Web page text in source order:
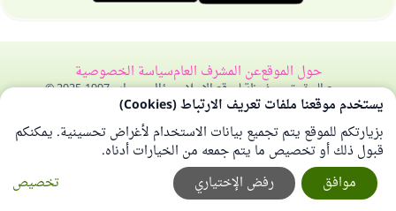
حول الموقععن المشرف العامسياسة الخصوصية
جميع الحقوق محفوظة لموقع الإسلام سؤال وجواب 1997-2025 ©
يستخدم موقعنا ملفات تعريف الارتباط (Cookies)
بزيارتكم للموقع يتم تجميع بيانات الاستخدام لأغراض تحسينية. يمكنكم
قبول ذلك أو تخصيص ما يتم جمعه من الخيارات أدناه.
تخصيص
رفض الإختياري موافق